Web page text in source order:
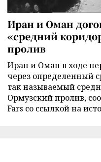
Иран и Оман
«средний
пролив
Иран и Оман в ходе
через определенный
так называемый
Ормузский пролив,
Fars со ссылкой на